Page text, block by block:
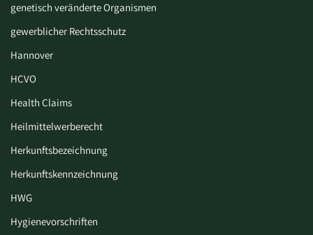
genetisch veränderte Organismen
gewerblicher Rechtsschutz
Hannover
HCVO
Health Claims
Heilmittelwerberecht
Herkunftsbezeichnung
Herkunftskennzeichnung
HWG
Hygiene­vorschriften